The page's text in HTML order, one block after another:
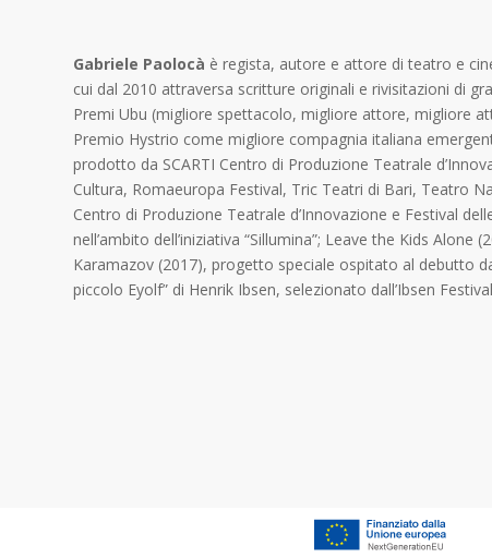
Gabriele Paolocà è regista, autore e attore di teatro e
cui dal 2010 attraversa scritture originali e rivisitazioni di
Premi Ubu (migliore spettacolo, migliore attore, migliore
Premio Hystrio come migliore compagnia italiana
prodotto da SCARTI Centro di Produzione Teatrale
Cultura, Romaeuropa Festival, Tric Teatri di Bari, Teatro
Centro di Produzione Teatrale d’Innovazione e Festival
nell’ambito dell’iniziativa “Sillumina”; Leave the Kids
Karamazov (2017), progetto speciale ospitato al debutto
piccolo Eyolf” di Henrik Ibsen, selezionato dall’Ibsen